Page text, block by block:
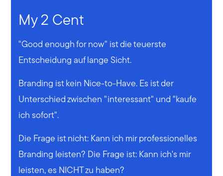
My 2 Cent
"Good enough for now" ist die teuerste
Entscheidung auf lange Sicht.
Branding ist kein Nice-to-Have. Es ist der
Unterschied zwischen "interessant" und "kaufe
ich sofort".
Die Frage ist nicht: Kann ich mir professionelles
Branding leisten? Die Frage ist: Kann ich's mir
leisten, es NICHT zu haben?